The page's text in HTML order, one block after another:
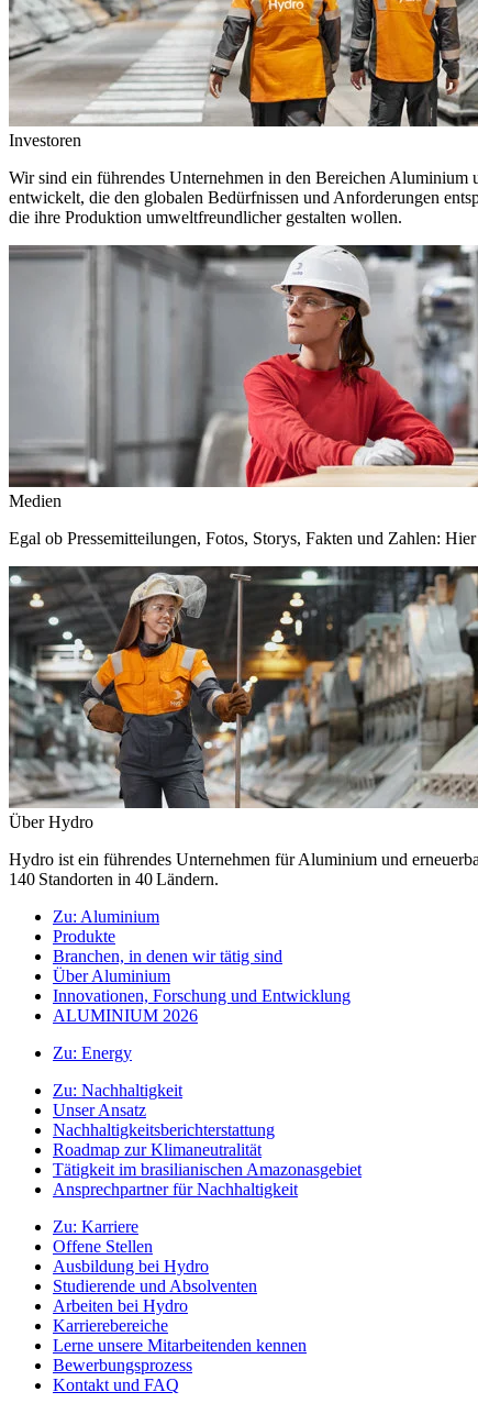
Investoren
Wir sind ein führendes Unternehmen in den Bereichen Aluminium
entwickelt, die den globalen Bedürfnissen und Anforderungen
die ihre Produktion umweltfreundlicher gestalten wollen.
Medien
Egal ob Pressemitteilungen, Fotos, Storys, Fakten und Zahlen:
Über Hydro
Hydro ist ein führendes Unternehmen für Aluminium und
140 Standorten in 40 Ländern.
Zu: Aluminium
Produkte
Branchen, in denen wir tätig sind
Über Aluminium
Innovationen, Forschung und Entwicklung
ALUMINIUM 2026
Zu: Energy
Zu: Nachhaltigkeit
Unser Ansatz
Nachhaltigkeitsberichterstattung
Roadmap zur Klimaneutralität
Tätigkeit im brasilianischen Amazonasgebiet
Ansprechpartner für Nachhaltigkeit
Zu: Karriere
Offene Stellen
Ausbildung bei Hydro
Studierende und Absolventen
Arbeiten bei Hydro
Karrierebereiche
Lerne unsere Mitarbeitenden kennen
Bewerbungsprozess
Kontakt und FAQ